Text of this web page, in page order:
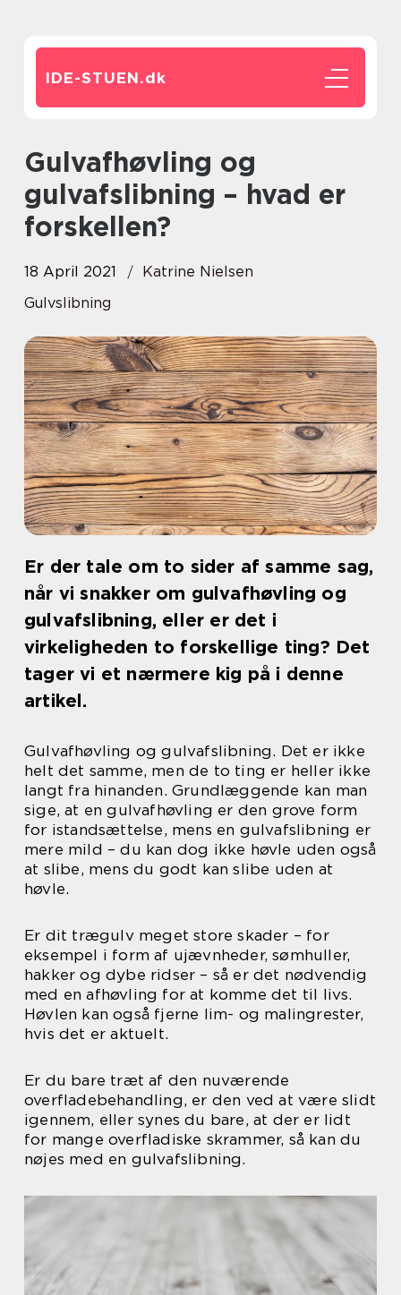
IDE-STUEN.dk
Gulvafhøvling og
gulvafslibning – hvad er
forskellen?
18 April 2021
Katrine Nielsen
Gulvslibning
Er der tale om to sider af samme sag,
når vi snakker om gulvafhøvling og
gulvafslibning, eller er det i
virkeligheden to forskellige ting? Det
tager vi et nærmere kig på i denne
artikel.
Gulvafhøvling og gulvafslibning. Det er ikke
helt det samme, men de to ting er heller ikke
langt fra hinanden. Grundlæggende kan man
sige, at en gulvafhøvling er den grove form
for istandsættelse, mens en gulvafslibning er
mere mild – du kan dog ikke høvle uden også
at slibe, mens du godt kan slibe uden at
høvle.
Er dit trægulv meget store skader – for
eksempel i form af ujævnheder, sømhuller,
hakker og dybe ridser – så er det nødvendig
med en afhøvling for at komme det til livs.
Høvlen kan også fjerne lim- og malingrester,
hvis det er aktuelt.
Er du bare træt af den nuværende
overfladebehandling, er den ved at være slidt
igennem, eller synes du bare, at der er lidt
for mange overfladiske skrammer, så kan du
nøjes med en gulvafslibning.